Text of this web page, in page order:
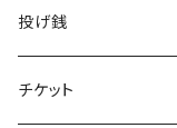
投げ銭
チケット